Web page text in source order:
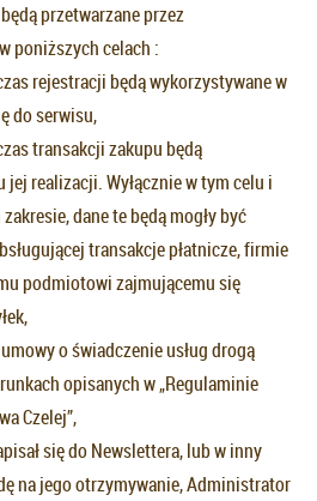
przetwarzane przez
poniższych celach :
rejestracji będą wykorzystywane w
do serwisu,
transakcji zakupu będą
jej realizacji. Wyłącznie w tym celu i
dane te będą mogły być
transakcje płatnicze, firmie
podmiotowi zajmującemu się
o świadczenie usług drogą
opisanych w „Regulaminie
Czelej”,
się do Newslettera, lub w inny
na jego otrzymywanie, Administrator